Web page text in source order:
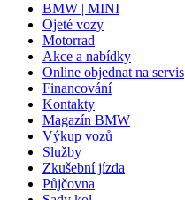
BMW | MINI
Ojeté vozy
Motorrad
Akce a nabídky
Online objednat na servis
Financování
Kontakty
Magazín BMW
Výkup vozů
Služby
Zkušební jízda
Půjčovna